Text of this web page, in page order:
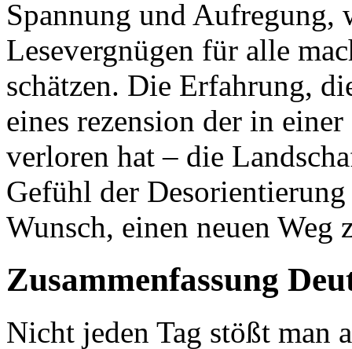
Spannung und Aufregung,
Lesevergnügen für alle
schätzen. Die Erfahrung,
eines rezension der in
verloren hat – die
Gefühl der
Wunsch, einen neuen Weg
Zusammenfassung
Nicht jeden Tag stößt man